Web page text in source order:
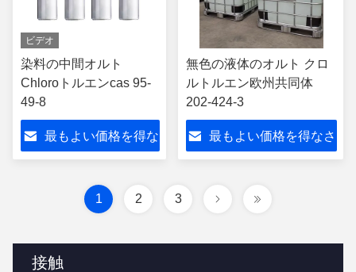
接触
ビデオ
染料の中間オルト
Chloroトルエンcas 95-
49-8
最もよい価格を得な
無色の液体のオルト クロ
ルトルエン欧州共同体
202-424-3
最もよい価格を得なさ
1 2 3